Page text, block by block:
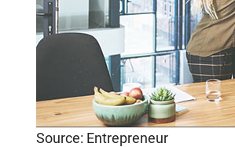
Source: Entrepreneur